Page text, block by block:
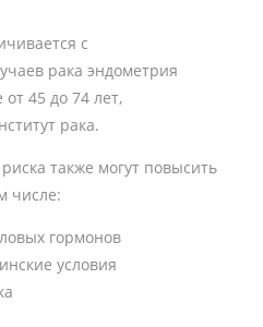
с
рака эндометрия
от 45 до 74 лет,
рака.
также могут повысить
числе:
гормонов
условия